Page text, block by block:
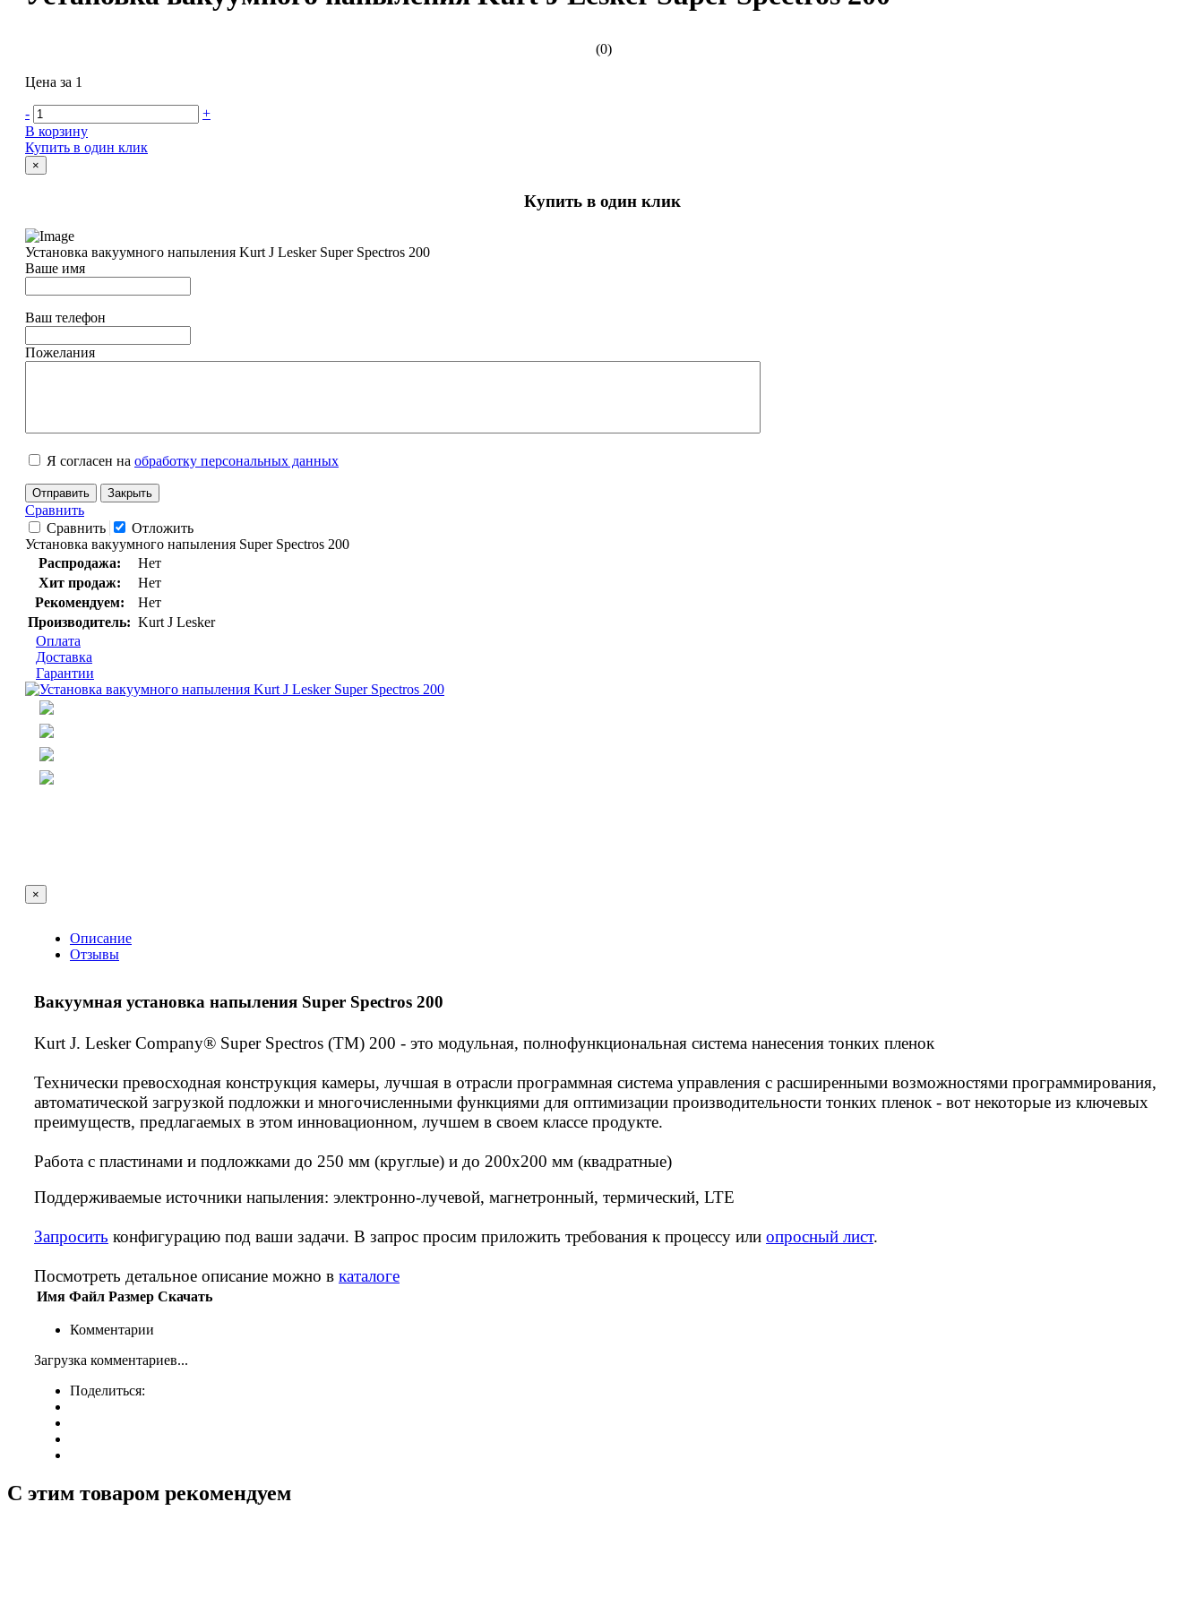
(0)
Цена за 1
-
+
В корзину
Купить в один клик
×
Купить в один клик
Установка вакуумного напыления Kurt J Lesker Super Spectros 200
Ваше имя
Ваш телефон
Пожелания
Я согласен на обработку персональных данных
Отправить Закрыть
Сравнить
Сравнить
Отложить
Установка вакуумного напыления Super Spectros 200
Распродажа:
Нет
Хит продаж:
Нет
Рекомендуем:
Нет
Производитель: Kurt J Lesker
Оплата
Доставка
Гарантии
×
Описание
Отзывы
Вакуумная установка напыления Super Spectros 200
Kurt J. Lesker Company® Super Spectros (TM) 200 - это модульная, полнофункциональная система нанесения тонких пленок
Технически превосходная конструкция камеры, лучшая в отрасли программная система управления с расширенными возможностями программирования,
автоматической загрузкой подложки и многочисленными функциями для оптимизации производительности тонких пленок - вот некоторые из ключевых
преимуществ, предлагаемых в этом инновационном, лучшем в своем классе продукте.
Работа с пластинами и подложками до 250 мм (круглые) и до 200х200 мм (квадратные)
Поддерживаемые источники напыления: электронно-лучевой, магнетронный, термический, LTE
Запросить конфигурацию под ваши задачи. В запрос просим приложить требования к процессу или опросный лист.
Посмотреть детальное описание можно в каталоге
Имя Файл Размер Скачать
Комментарии
Загрузка комментариев...
Поделиться:
С этим товаром рекомендуем